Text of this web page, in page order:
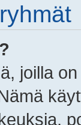
joilla